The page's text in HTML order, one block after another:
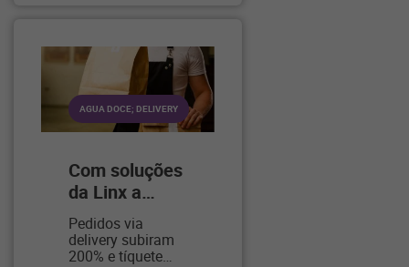
AGUA DOCE; DELIVERY
Com soluções
da Linx a…
Pedidos via
delivery subiram
200% e tíquete…